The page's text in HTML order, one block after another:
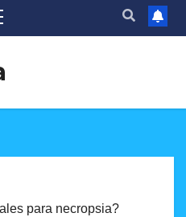
para necropsia?